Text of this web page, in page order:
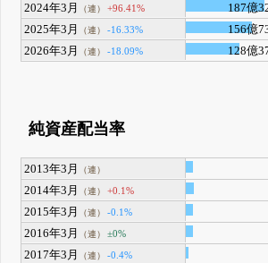
2024年3月 （連） +96.41%
187億
2025年3月
（連） -16.33%
156億
2026年3月
（連） -18.09% 128億
純資産配当率
2013年3月 （連）
2014年3月
（連） +0.1%
2015年3月
（連） -0.1%
2016年3月
（連） ±0%
2017年3月
（連） -0.4%